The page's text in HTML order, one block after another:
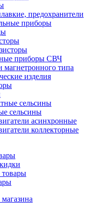
предохранители
приборы
приборы СВЧ
магнетронного типа
изделия
сельсины
сельсины
асинхронные
коллекторные